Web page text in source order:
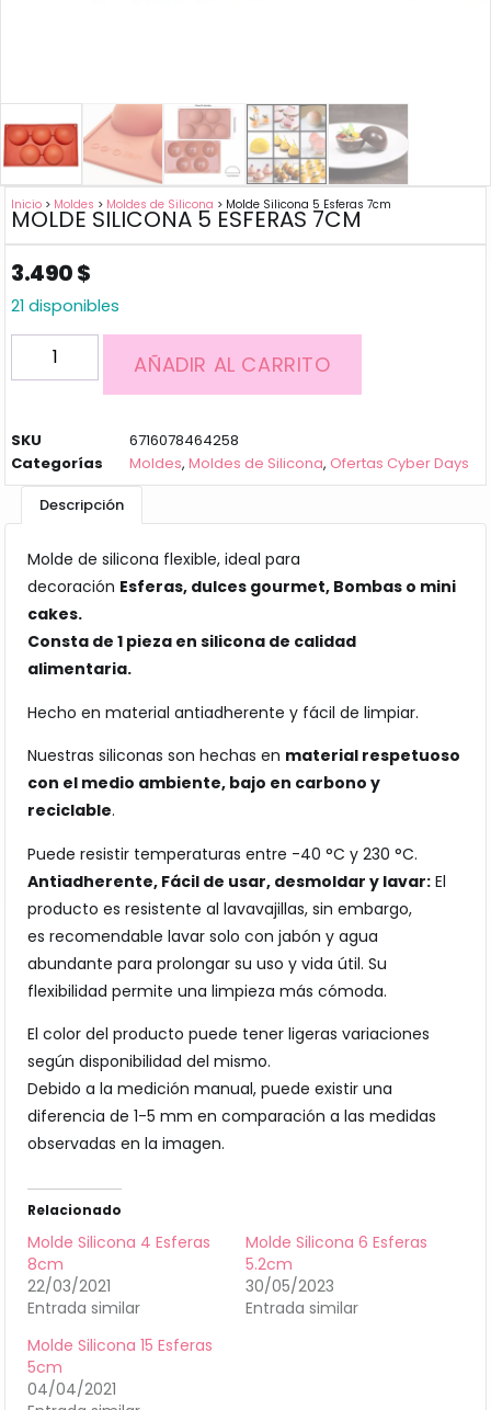
Inicio > Moldes > Moldes de Silicona > Molde Silicona 5 Esferas 7cm
MOLDE SILICONA 5 ESFERAS 7CM
3.490$
21 disponibles
AÑADIR AL CARRITO
SKU
6716078464258
Categorías
Moldes,Moldes de Silicona, Ofertas Cyber Days
Descripción
Molde de silicona flexible, ideal para
decoración Esferas, dulces gourmet, Bombas o mini
cakes.
Consta de 1 pieza en silicona de calidad
alimentaria.
Hecho en material antiadherente y fácil de limpiar.
Nuestras siliconas son hechas en material respetuoso
con el medio ambiente, bajo en carbono y
reciclable.
Puede resistir temperaturas entre -40 °C y 230 °C.
Antiadherente, Fácil de usar, desmoldar y lavar: El
producto es resistente al lavavajillas, sin embargo,
es recomendable lavar solo con jabón y agua
abundante para prolongar su uso y vida útil. Su
flexibilidad permite una limpieza más cómoda.
El color del producto puede tener ligeras variaciones
según disponibilidad del mismo.
Debido a la medición manual, puede existir una
diferencia de 1-5 mm en comparación a las medidas
observadas en la imagen.
Relacionado
Molde Silicona 4 Esferas
8cm
22/03/2021
Entrada similar
Molde Silicona 6 Esferas
5.2cm
30/05/2023
Entrada similar
Molde Silicona 15 Esferas
5cm
04/04/2021